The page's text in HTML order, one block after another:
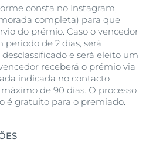
consta no Instagram,
completa) para que
do prémio. Caso o vencedor
de 2 dias, será
e será eleito um
receberá o prémio via
indicada no contacto
de 90 dias. O processo
é gratuito para o premiado.